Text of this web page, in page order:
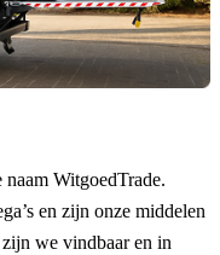
naam WitgoedTrade.
en zijn onze middelen
zijn we vindbaar en in